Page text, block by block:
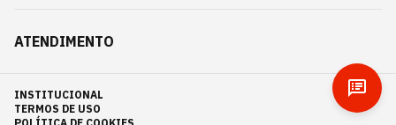
ATENDIMENTO
INSTITUCIONAL
TERMOS DE USO